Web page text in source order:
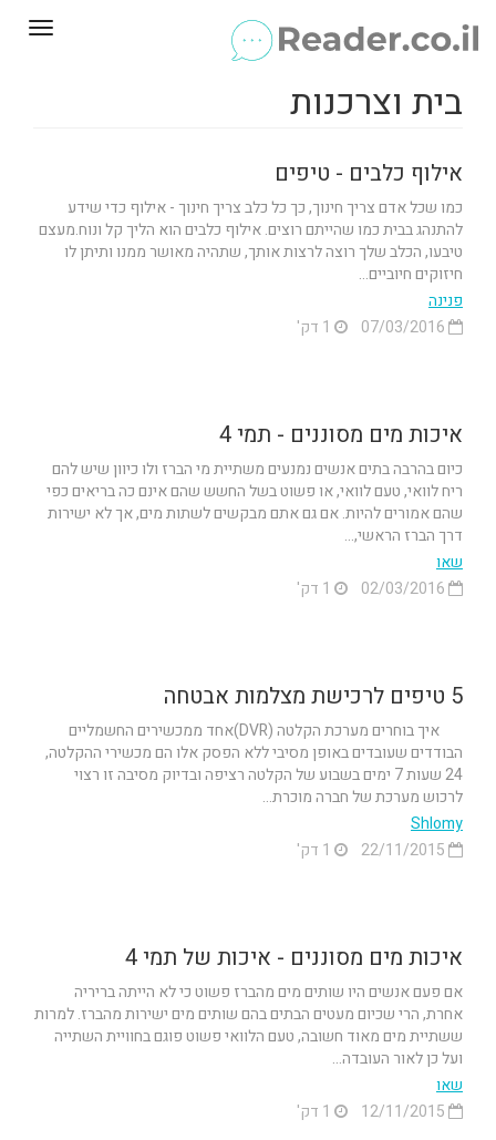
בית וצרכנות
אילוף כלבים - טיפים
כמו שכל אדם צריך חינוך, כך כל כלב צריך חינוך - אילוף כדי שידע
להתנהג בבית כמו שהייתם רוצים. אילוף כלבים הוא הליך קל ונוח.מעצם
טיבעו, הכלב שלך רוצה לרצות אותך, שתהיה מאושר ממנו ותיתן לו
חיזוקים חיוביים...
פנינה
איכות מים מסוננים - תמי 4
כיום בהרבה בתים אנשים נמנעים משתיית מי הברז ולו כיוון שיש להם
ריח לוואי, טעם לוואי, או פשוט בשל החשש שהם אינם כה בריאים כפי
שהם אמורים להיות. אם גם אתם מבקשים לשתות מים, אך לא ישירות
דרך הברז הראשי,...
שאו
5 טיפים לרכישת מצלמות אבטחה
איך בוחרים מערכת הקלטה (DVR)אחד ממכשירים החשמליים
הבודדים שעובדים באופן מסיבי ללא הפסק אלו הם מכשירי ההקלטה,
24 שעות 7 ימים בשבוע של הקלטה רציפה ובדיוק מסיבה זו רצוי
לרכוש מערכת של חברה מוכרת...
Shlomy
איכות מים מסוננים - איכות של תמי 4
אם פעם אנשים היו שותים מים מהברז פשוט כי לא הייתה בריריה
אחרת, הרי שכיום מעטים הבתים בהם שותים מים ישירות מהברז. למרות
ששתיית מים מאוד חשובה, טעם הלוואי פשוט פוגם בחוויית השתייה
ועל כן לאור העובדה...
שאו